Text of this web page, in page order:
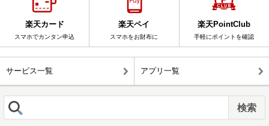
楽天カード
スマホでカンタン申込
楽天ペイ
スマホをお財布に
楽天PointClub
手軽にポイントを確認
サービス一覧 アプリ一覧